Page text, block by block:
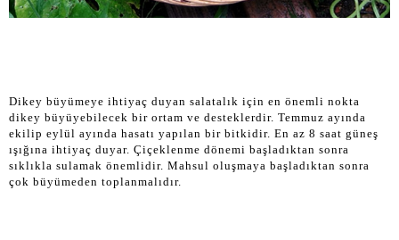
Dikey büyümeye ihtiyaç duyan salatalık için en önemli nokta
dikey büyüyebilecek bir ortam ve desteklerdir. Temmuz ayında
ekilip eylül ayında hasatı yapılan bir bitkidir. En az 8 saat güneş
ışığına ihtiyaç duyar. Çiçeklenme dönemi başladıktan sonra
sıklıkla sulamak önemlidir. Mahsul oluşmaya başladıktan sonra
çok büyümeden toplanmalıdır.